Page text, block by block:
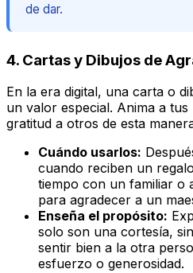
de dar.
4. Cartas y Dibujos de
En la era digital, una carta o
un valor especial. Anima a
gratitud a otros de esta
Cuándo usarlos:
cuando reciben un
tiempo con un familiar o
para agradecer a un
Enseña el propósito:
solo son una cortesía,
sentir bien a la otra
esfuerzo o generosidad.